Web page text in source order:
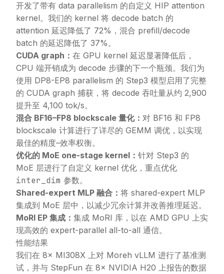
开发了带有 data parallelism 的自定义 HIP attention
kernel。我们的 kernel 将 decode batch 的
attention 延迟降低了 72%，混合 prefill/decode
batch 的延迟降低了 37%。
CUDA graph： 在 GPU kernel 延迟显著降低后，
CPU 端开销成为 decode 步骤的下一个瓶颈。我们为
使用 DP8-EP8 parallelism 的 Step3 模型启用了完整
的 CUDA graph 捕获，将 decode 吞吐量从约 2,900
提升至 4,100 tok/s。
混合 BF16–FP8 blockscale 量化： 对 BF16 和 FP8
blockscale 计算进行了详尽的 GEMM 调优，以实现
最佳的精度–效率权衡。
优化的 MoE one-stage kernel： 针对 Step3 的
MoE 层进行了自定义 kernel 优化，重点优化
inter_dim 参数。
Shared-expert MLP 融合： 将 shared-expert MLP
集成到 MoE 层中，以减少冗余计算并改善推理延迟。
MoRI EP 集成： 集成 MoRI 库，以在 AMD GPU 上实
现高效的 expert-parallel all-to-all 通信。
性能结果
我们在 8× MI308X 上对 Moreh vLLM 进行了基准测
试，并与 StepFun 在 8× NVIDIA H20 上报告的数据